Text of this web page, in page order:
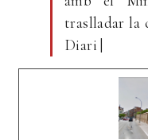
traslladar la
Diari |